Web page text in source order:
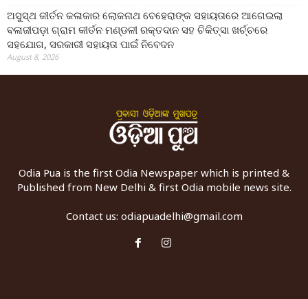
ଅସୁସ୍ଥ କୀର୍ତନ କଳାକାର ଲୋକନାଥ ବେହେରାଙ୍କ ସହାୟତାରେ ଆଗେଇଲା
ବଳାଜୀପଡ଼ା ଗ୍ରାମ କୀର୍ତନ ମଣ୍ଡଳୀ ରକ୍ତଦାନ ସହ ଚିକିତ୍ସା ଖର୍ଚ୍ଚରେ
ସହଯୋଗ, ସରକାରୀ ସହାୟତା ପାଇଁ ନିବେଦନ
August 8, 2026
Odia Pua is the first Odia Newspaper which is printed &
Published from New Delhi & first Odia mobile news site.
Contact us: odiapuadelhi@gmail.com